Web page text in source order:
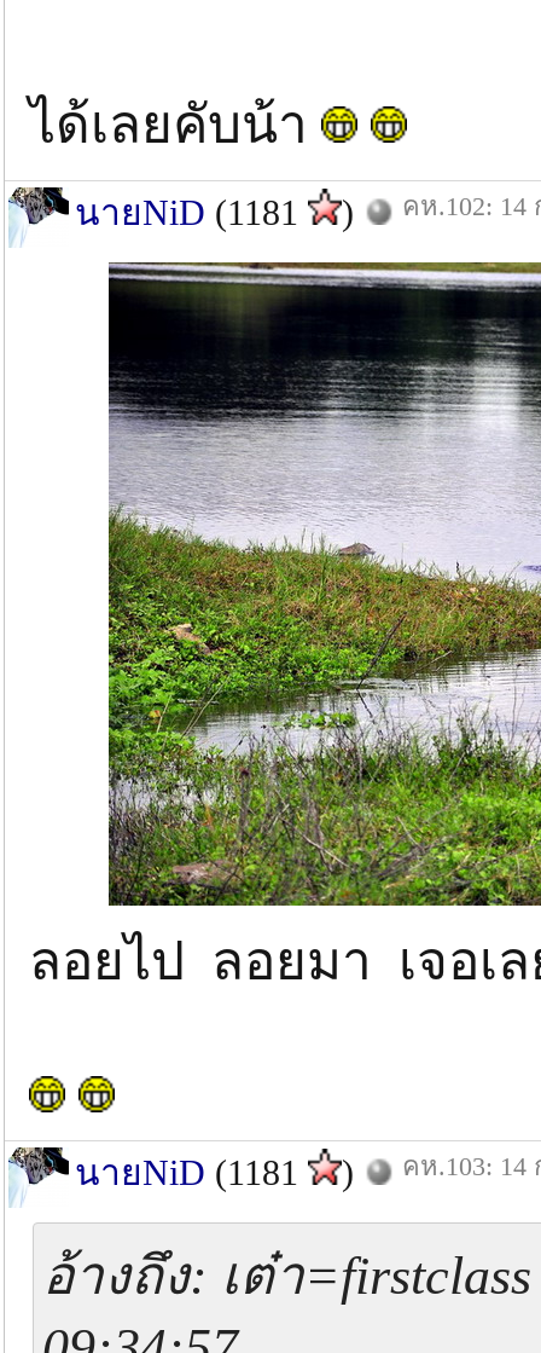
ได้เลยคับน้า
นายNiD (1181 ) คห.102: 14
ลอยไป ลอยมา เจอเ
นายNiD (1181 ) คห.103: 14
อ้างถึง: เต๋า=firstclass